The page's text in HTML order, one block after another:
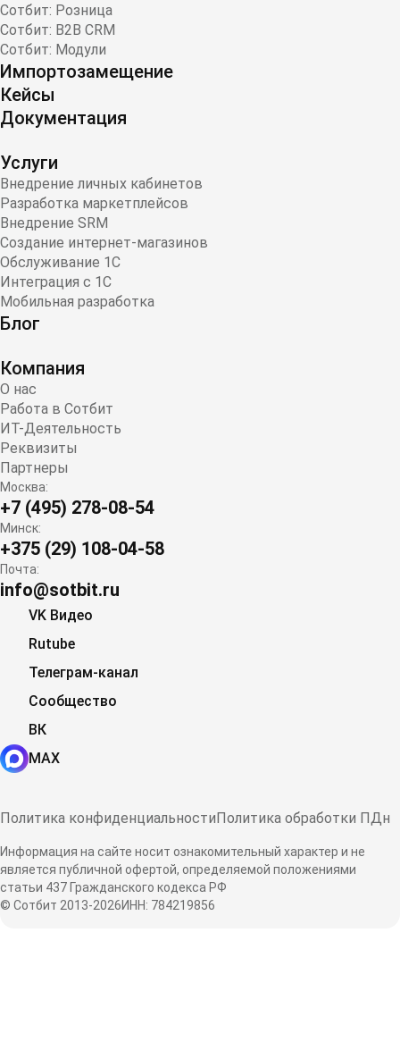
Сотбит: Розница
Сотбит: B2B CRM
Сотбит: Модули
Импортозамещение
Кейсы
Документация
Услуги
Внедрение личных кабинетов
Разработка маркетплейсов
Внедрение SRM
Создание интернет-магазинов
Обслуживание 1С
Интеграция с 1С
Мобильная разработка
Блог
Компания
О нас
Работа в Сотбит
ИТ-Деятельность
Реквизиты
Партнеры
Москва:
+7 (495) 278-08-54
Минск:
+375 (29) 108-04-58
Почта:
info@sotbit.ru
VK Видео
Rutube
Телеграм-канал
Сообщество
ВК
MAX
Политика конфиденциальностиПолитика обработки ПДн
Информация на сайте носит ознакомительный характер и не
является публичной офертой, определяемой положениями
статьи 437 Гражданского кодекса РФ
© Сотбит 2013-2026ИНН: 784219856